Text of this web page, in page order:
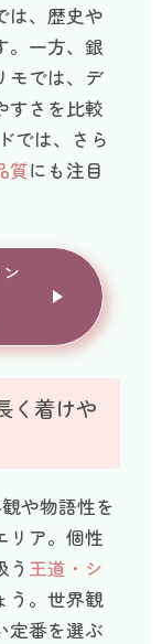
は、歴史や
。一方、銀
モでは、デ
すさを比較
では、さら
質にも注目
く着けや
や物語性を
リア。個性
う 王道・シ
う。世界観
定番を選ぶ